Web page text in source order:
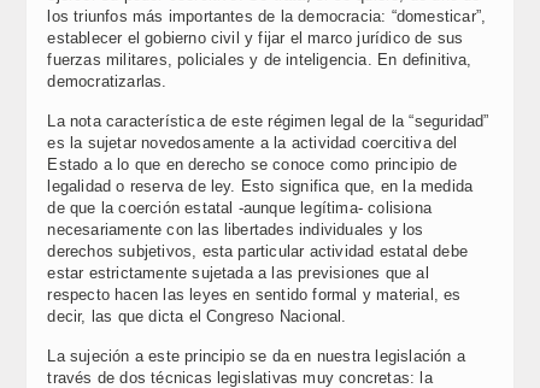
los triunfos más importantes de la democracia: “domesticar”,
establecer el gobierno civil y fijar el marco jurídico de sus
fuerzas militares, policiales y de inteligencia. En definitiva,
democratizarlas.
La nota característica de este régimen legal de la “seguridad”
es la sujetar novedosamente a la actividad coercitiva del
Estado a lo que en derecho se conoce como principio de
legalidad o reserva de ley. Esto significa que, en la medida
de que la coerción estatal -aunque legítima- colisiona
necesariamente con las libertades individuales y los
derechos subjetivos, esta particular actividad estatal debe
estar estrictamente sujetada a las previsiones que al
respecto hacen las leyes en sentido formal y material, es
decir, las que dicta el Congreso Nacional.
La sujeción a este principio se da en nuestra legislación a
través de dos técnicas legislativas muy concretas: la